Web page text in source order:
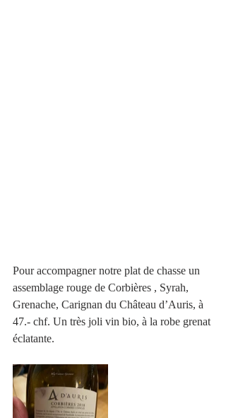
Pour accompagner notre plat de chasse un
assemblage rouge de Corbières , Syrah,
Grenache, Carignan du Château d’Auris, à
47.- chf. Un très joli vin bio, à la robe grenat
éclatante.